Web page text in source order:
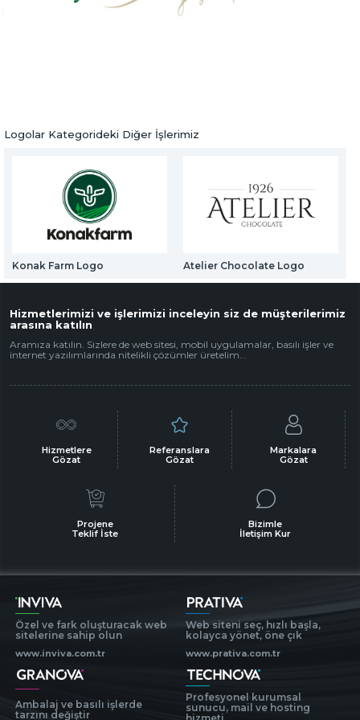
Web Mail Arayüzü
Park Meram Logo
Logolar Kategorideki Diğer İşlerimiz
Konak Farm Logo Atelier Chocolate Logo
Hizmetlerimizi ve işlerimizi inceleyin siz de müşterilerimiz
arasına katılın
Aramıza katılın. Sizlere de web sitesi, mobil uygulamalar, basılı işler ve
internet yazılımlarında nitelikli çözümler üretelim...
Hizmetlere
Gözat
Referanslara
Gözat
Markalara
Gözat
Projene
Teklif İste
Bizimle
İletişim Kur
Özel ve fark oluşturacak web
sitelerine sahip olun
www.inviva.com.tr
Web siteni seç, hızlı başla,
kolayca yönet, öne çık
www.prativa.com.tr
Ambalaj ve basılı işlerde
tarzını değiştir
Profesyonel kurumsal
sunucu, mail ve hosting